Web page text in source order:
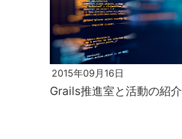
2015年09月16日
Grails推進室と活動の紹介